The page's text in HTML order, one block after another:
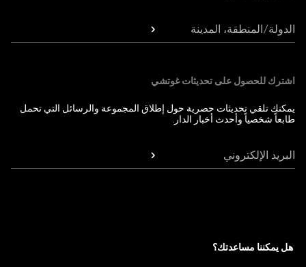
الدولة/المنطقة، المدينة
اشترك للحصول على تحديثات غوتشي
يمكنك تلقي تحديثات حصرية حول إطلاق المجموعة والرسائل التي تحمل
طابعاً شخصياً وأحدث أخبار الدار.
البريد الإلكتروني
هل يمكننا مساعدتك؟